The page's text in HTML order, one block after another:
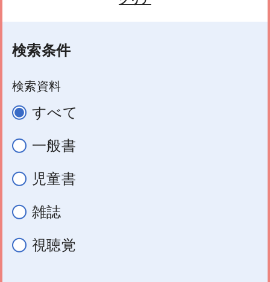
検索条件
検索資料
すべて
一般書
児童書
雑誌
視聴覚